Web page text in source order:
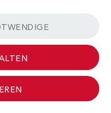
KONTAKT
- All Rights Reserved